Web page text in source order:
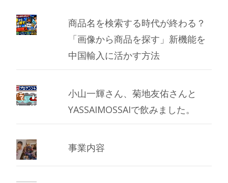
商品名を検索する時代が終わる？
「画像から商品を探す」新機能を
中国輸入に活かす方法
小山一輝さん、菊地友佑さんと
YASSAIMOSSAIで飲みました。
事業内容